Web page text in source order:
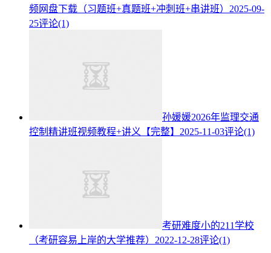
频网盘下载（习题班+真题班+冲刺班+串讲班） 2025-09-
25评论(1)
孙媛媛2026年监理交通
控制精讲班视频教程+讲义【完整】 2025-11-03评论(1)
考研难度小的211学校
（考研容易上岸的大学推荐） 2022-12-28评论(1)